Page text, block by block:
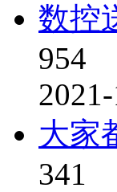
数控
954
大家
341